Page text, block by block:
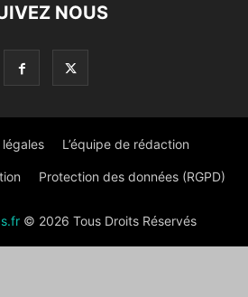
NOUS
L’équipe de rédaction
Protection des données (RGPD)
© 2026 Tous Droits Réservés